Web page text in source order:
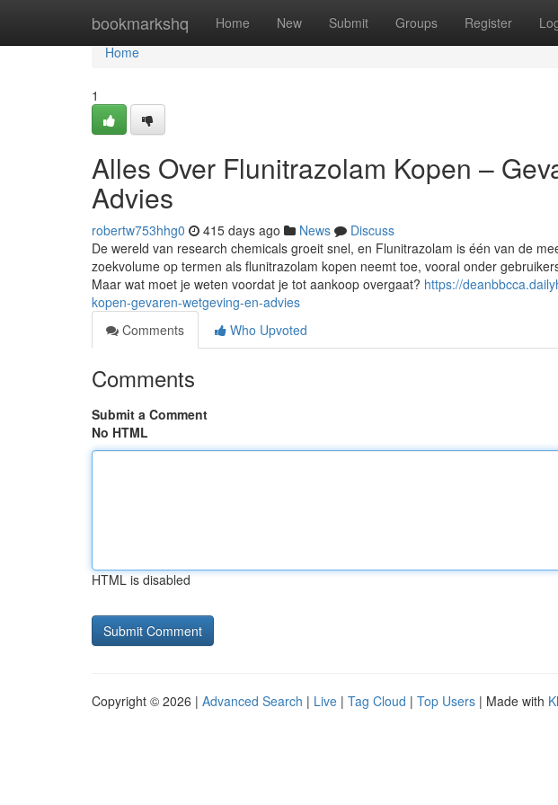
bookmarkshq Home New Submit Groups Register
Home
Home
1
Alles Over Flunitrazolam Kopen –
Advies
robertw753hhg0 415 days ago News
Discuss
De wereld van research chemicals groeit snel, en Flunitrazolam is één van de
zoekvolume op termen als flunitrazolam kopen neemt toe, vooral onder
Maar wat moet je weten voordat je tot aankoop overgaat? https://
kopen-gevaren-wetgeving-en-advies
Comments
Who Upvoted
Comments
Submit a Comment
No HTML
HTML is disabled
Copyright © 2026 | Advanced Search | Live | Tag Cloud | Top Users | Made with